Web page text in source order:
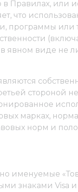
Правилах, или
что
программы или
явном виде не
стороной
марках,
норм и
именуемые
Visa и